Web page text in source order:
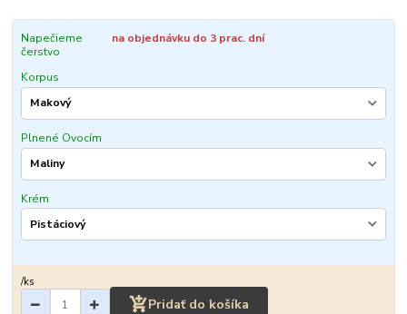
Napečieme
čerstvo
na objednávku do 3 prac. dní
Korpus
Plnené Ovocím
Krém
/ks
Pridať do košíka